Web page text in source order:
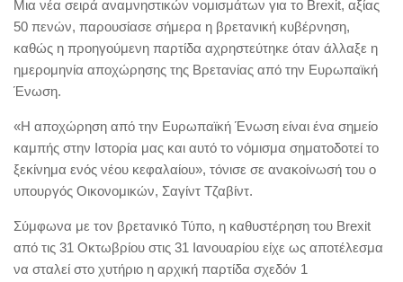
Μια νέα σειρά αναμνηστικών νομισμάτων για το Brexit, αξίας
50 πενών, παρουσίασε σήμερα η βρετανική κυβέρνηση,
καθώς η προηγούμενη παρτίδα αχρηστεύτηκε όταν άλλαξε η
ημερομηνία αποχώρησης της Βρετανίας από την Ευρωπαϊκή
Ένωση.
«Η αποχώρηση από την Ευρωπαϊκή Ένωση είναι ένα σημείο
καμπής στην Ιστορία μας και αυτό το νόμισμα σηματοδοτεί το
ξεκίνημα ενός νέου κεφαλαίου», τόνισε σε ανακοίνωσή του ο
υπουργός Οικονομικών, Σαγίντ Τζαβίντ.
Σύμφωνα με τον βρετανικό Τύπο, η καθυστέρηση του Brexit
από τις 31 Οκτωβρίου στις 31 Ιανουαρίου είχε ως αποτέλεσμα
να σταλεί στο χυτήριο η αρχική παρτίδα σχεδόν 1